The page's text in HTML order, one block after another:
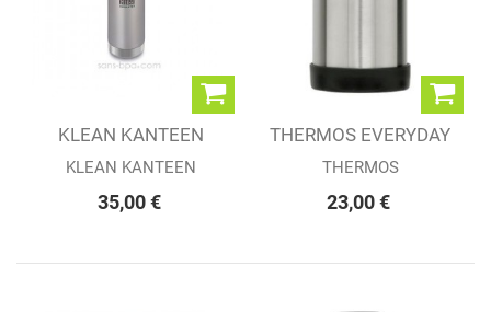
KLEAN KANTEEN
INSULATED WIDE...
KLEAN KANTEEN
35,00 €
THERMOS EVERYDAY
Porte Aliments...
THERMOS
23,00 €